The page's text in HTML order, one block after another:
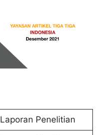
Laporan Penelitian